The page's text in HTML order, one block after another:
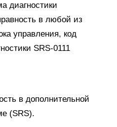
диагностики
в любой из
управления, код
SRS-0111
в дополнительной
(SRS).